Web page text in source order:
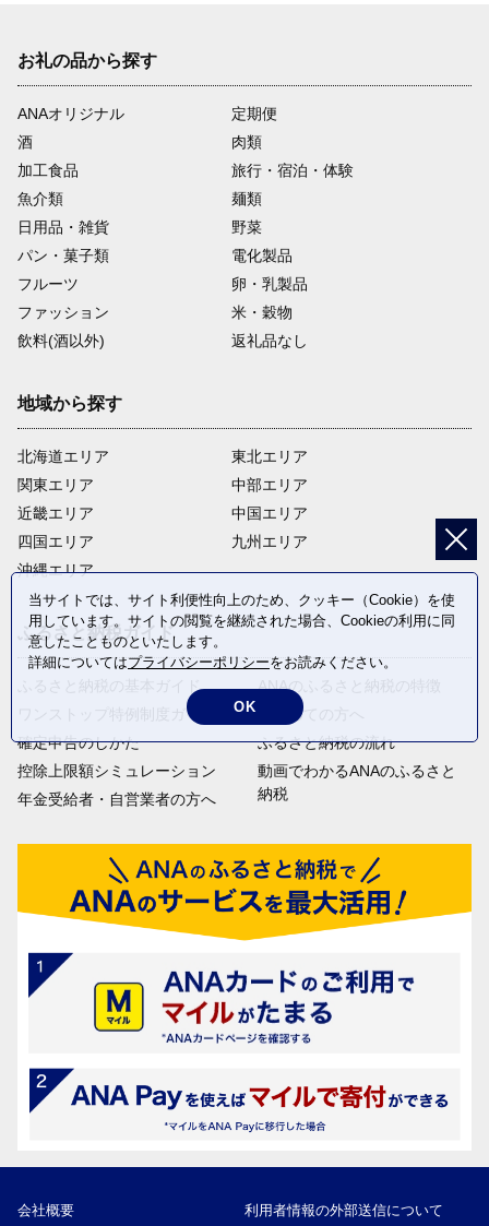
お礼の品から探す
ANAオリジナル
定期便
酒
肉類
加工食品
旅行・宿泊・体験
魚介類
麺類
日用品・雑貨
野菜
パン・菓子類
電化製品
フルーツ
卵・乳製品
ファッション
米・穀物
飲料(酒以外)
返礼品なし
地域から探す
北海道エリア
関東エリア
近畿エリア
四国エリア
沖縄エリア
東北エリア
中部エリア
中国エリア
九州エリア
ふるさと納税ガイド
ふるさと納税の基本ガイド
ワンストップ特例制度ガイド
確定申告のしかた
控除上限額シミュレーション
年金受給者・自営業者の方へ
ANAのふるさと納税の特徴
はじめての方へ
ふるさと納税の流れ
動画でわかるANAのふるさと
納税
会社概要 利用者情報の外部送信について
当サイトでは、サイト利便性向上のため、クッキー（Cookie）を使
用しています。サイトの閲覧を継続された場合、Cookieの利用に同
意したことものといたします。
詳細についてはプライバシーポリシーをお読みください。
OK